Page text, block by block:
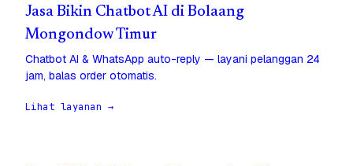
Jasa Bikin Chatbot AI di Bolaang
Mongondow Timur
Chatbot AI & WhatsApp auto-reply — layani pelanggan 24
jam, balas order otomatis.
Lihat layanan →